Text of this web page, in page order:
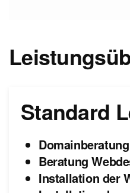
Standard
Beratung
Installation der